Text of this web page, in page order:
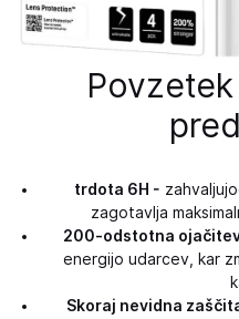
trdota 6H -
zagotavlja
200-odstotna
energijo udarcev, kar
Skoraj nevidna